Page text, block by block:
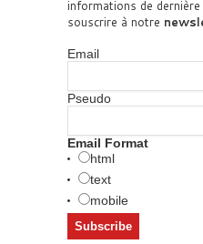
informations de
souscrire à notre
Email
Pseudo
Email Format
html
text
mobile